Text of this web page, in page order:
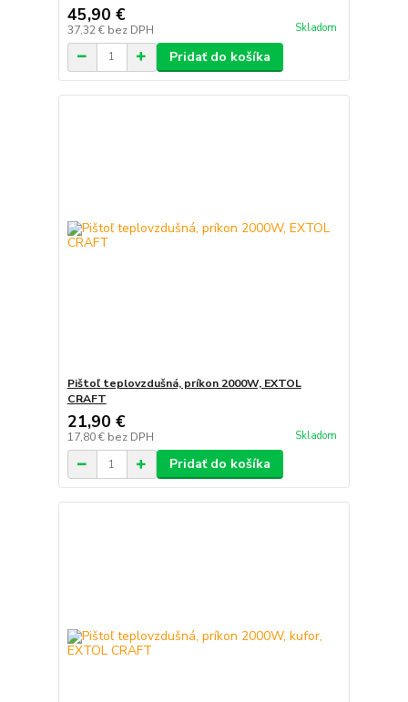
45,90 €
37,32 € bez DPH Skladom
Pridať do košíka
Pištoľ teplovzdušná, príkon 2000W, EXTOL
CRAFT
21,90 €
17,80 € bez DPH Skladom
Pridať do košíka